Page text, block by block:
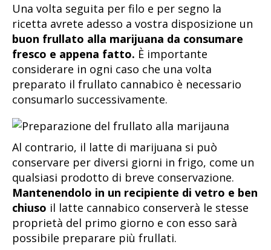
Una volta seguita per filo e per segno la
ricetta avrete adesso a vostra disposizione un
buon frullato alla marijuana da consumare
fresco e appena fatto. È importante
considerare in ogni caso che una volta
preparato il frullato cannabico è necessario
consumarlo successivamente.
Al contrario, il latte di marijuana si può
conservare per diversi giorni in frigo, come un
qualsiasi prodotto di breve conservazione.
Mantenendolo in un recipiente di vetro e ben
chiuso il latte cannabico conserverà le stesse
proprietà del primo giorno e con esso sarà
possibile preparare più frullati.